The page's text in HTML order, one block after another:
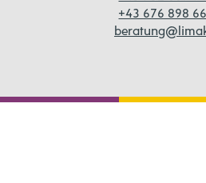
+43 676 898